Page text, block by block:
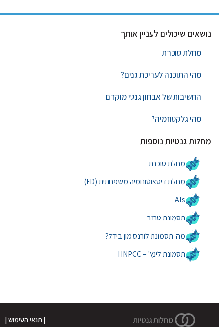
נושאים שיכולים לעניין אותך
מחלת סוכרת
מהי התוכנה לעריכת גנים?
החשיבות של אבחון גנטי מוקדם
מהי גלקטוזמיה?
מחלות גנטיות נוספות
מחלת סוכרת
מחלת דיסאוטונומיה משפחתית (FD)
Als
תסמונת טרנר
מהי תסמונת לורנס מון בידל?
תסמונת לינץ' – HNPCC
| תנאי השימוש |